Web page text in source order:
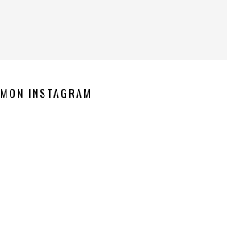
MON INSTAGRAM